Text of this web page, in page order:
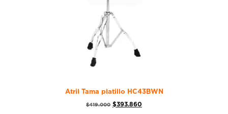
Atril Tama platillo HC43BWN
$419.000 $393.860